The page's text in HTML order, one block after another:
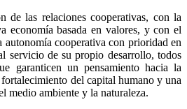
de las relaciones cooperativas, con la
economía basada en valores, y con el
autonomía cooperativa con prioridad en
servicio de su propio desarrollo, todos
garanticen un pensamiento hacia la
del capital humano y una
medio ambiente y la naturaleza.